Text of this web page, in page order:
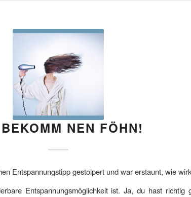
NEN FÖHN!
Entspannungstipp gestolpert und war erstaunt, wie
Entspannungsmöglichkeit ist. Ja, du hast richtig